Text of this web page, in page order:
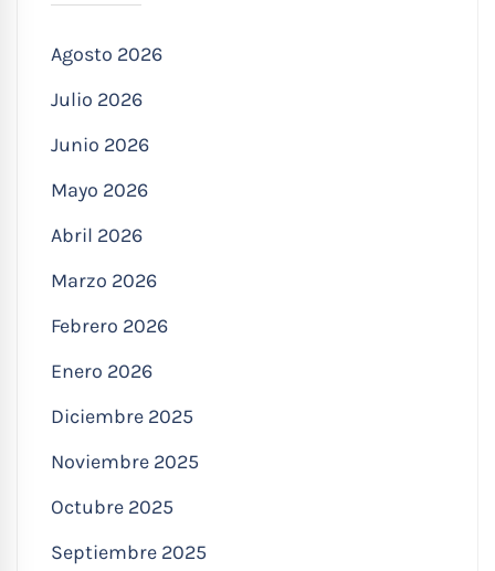
Agosto 2026
Julio 2026
Junio 2026
Mayo 2026
Abril 2026
Marzo 2026
Febrero 2026
Enero 2026
Diciembre 2025
Noviembre 2025
Octubre 2025
Septiembre 2025